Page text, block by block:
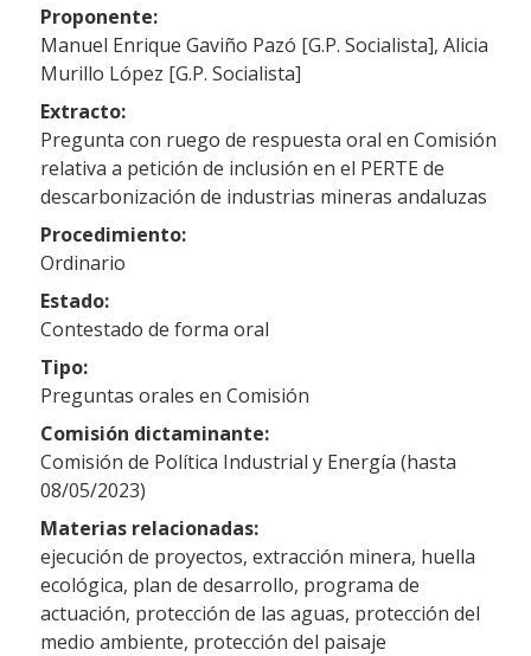
Proponente:
Manuel Enrique Gaviño Pazó [G.P. Socialista], Alicia
Murillo López [G.P. Socialista]
Extracto:
Pregunta con ruego de respuesta oral en Comisión
relativa a petición de inclusión en el PERTE de
descarbonización de industrias mineras andaluzas
Procedimiento:
Ordinario
Estado:
Contestado de forma oral
Tipo:
Preguntas orales en Comisión
Comisión dictaminante:
Comisión de Política Industrial y Energía (hasta
08/05/2023)
Materias relacionadas:
ejecución de proyectos, extracción minera, huella
ecológica, plan de desarrollo, programa de
actuación, protección de las aguas, protección del
medio ambiente, protección del paisaje